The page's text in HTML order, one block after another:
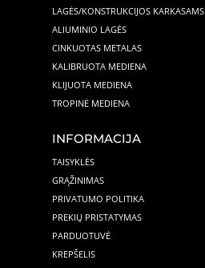
LAGĖS/KONSTRUKCIJOS KARKASAMS
ALIUMINIO LAGĖS
CINKUOTAS METALAS
KALIBRUOTA MEDIENA
KLIJUOTA MEDIENA
TROPINĖ MEDIENA
INFORMACIJA
TAISYKLĖS
GRĄŽINIMAS
PRIVATUMO POLITIKA
PREKIŲ PRISTATYMAS
PARDUOTUVĖ
KREPŠELIS